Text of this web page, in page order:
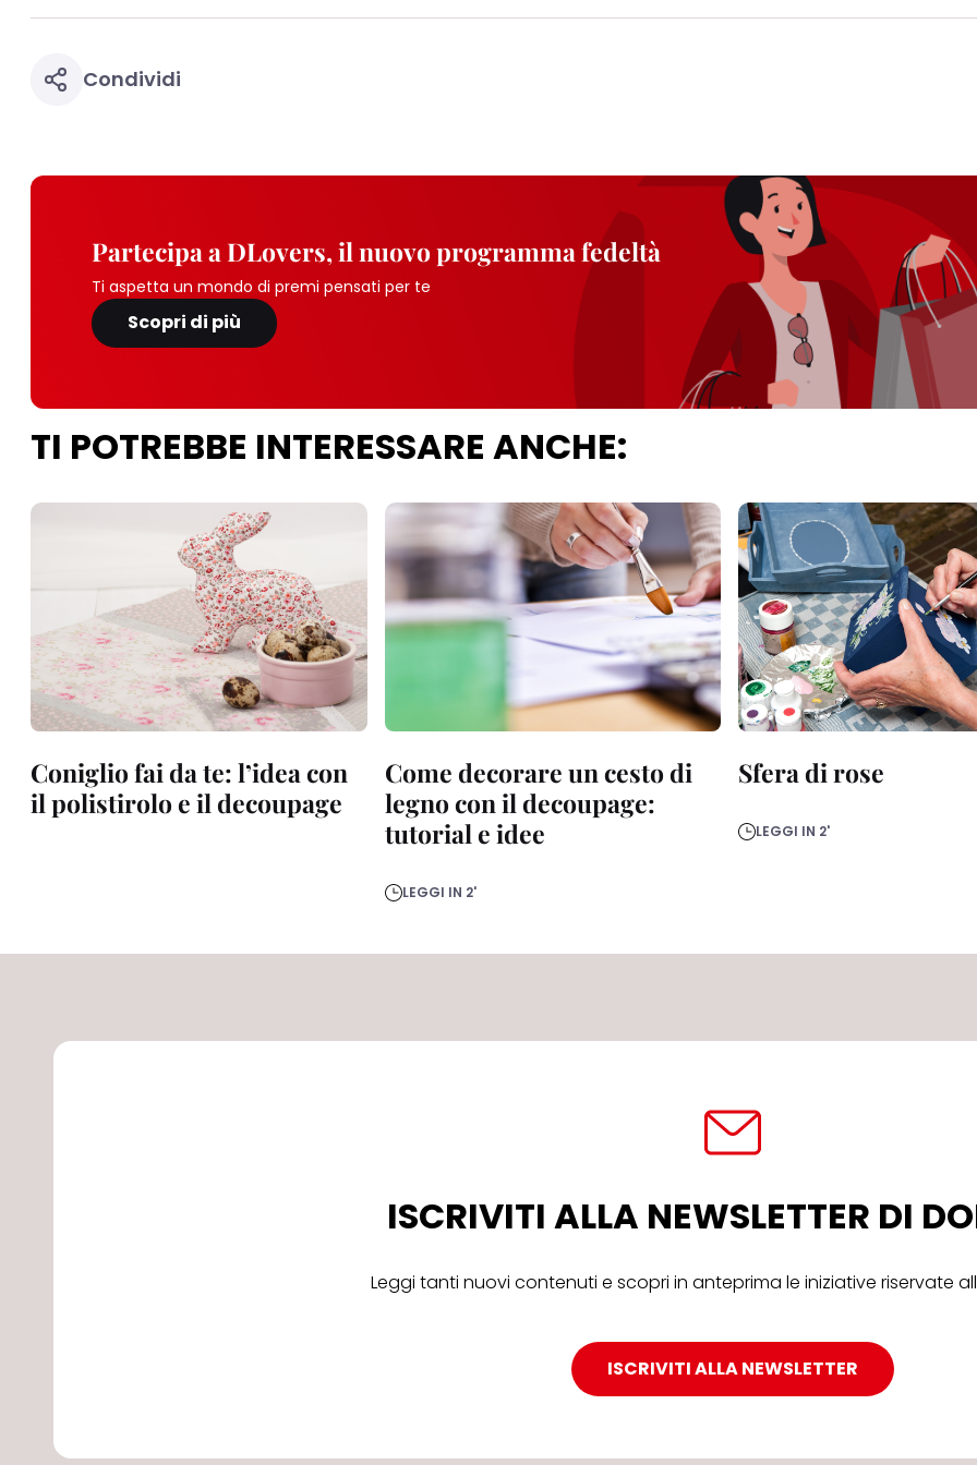
Condividi
Partecipa a DLovers, il nuovo programma fedeltà
Ti aspetta un mondo di premi pensati per te
Scopri di più
TI POTREBBE INTERESSARE ANCHE:
Coniglio fai da te: l’idea con
il polistirolo e il decoupage
Come decorare un cesto di
legno con il decoupage:
tutorial e idee
LEGGI IN 2'
Sfera di rose
LEGGI IN 2'
ISCRIVITI ALLA NEWSLETTER DI
Leggi tanti nuovi contenuti e scopri in anteprima le iniziative riservate
ISCRIVITI ALLA NEWSLETTER